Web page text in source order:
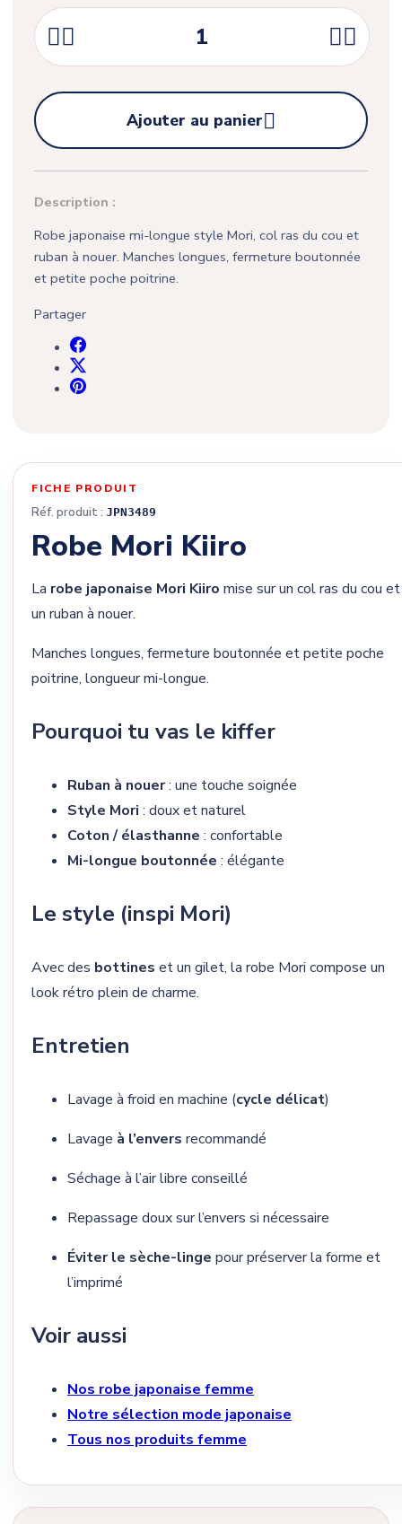
 

Ajouter au panier
Description :
Robe japonaise mi-longue style Mori, col ras du cou et
ruban à nouer. Manches longues, fermeture boutonnée
et petite poche poitrine.
Partager
FICHE PRODUIT
Réf. produit : JPN3489
Robe Mori Kiiro
La robe japonaise Mori Kiiro mise sur un col ras du cou et
un ruban à nouer.
Manches longues, fermeture boutonnée et petite poche
poitrine, longueur mi-longue.
Pourquoi tu vas le kiffer
Ruban à nouer: une touche soignée
Style Mori : doux et naturel
Coton / élasthanne : confortable
Mi-longue boutonnée : élégante
Le style (inspi Mori)
Avec des bottines et un gilet, la robe Mori compose un
look rétro plein de charme.
Entretien
Lavage à froid en machine (cycle délicat)
Lavage à l’envers recommandé
Séchage à l’air libre conseillé
Repassage doux sur l’envers si nécessaire
Éviter le sèche-linge pour préserver la forme et
l’imprimé
Voir aussi
Nos robe japonaise femme
Notre sélection mode japonaise
Tous nos produits femme